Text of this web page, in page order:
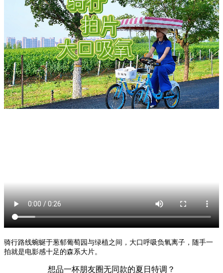
骑行路线蜿蜒于葱郁葡萄园与绿植之间，大口呼吸负氧离子，随手一
拍就是电影感十足的森系大片。
想品一杯朋友圈无同款的夏日特调？